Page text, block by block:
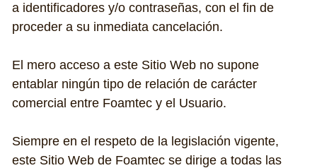
a identificadores y/o contraseñas, con el fin de
proceder a su inmediata cancelación.
El mero acceso a este Sitio Web no supone
entablar ningún tipo de relación de carácter
comercial entre Foamtec y el Usuario.
Siempre en el respeto de la legislación vigente,
este Sitio Web de Foamtec se dirige a todas las